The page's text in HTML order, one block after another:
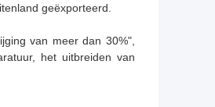
geëxporteerd.
van meer dan 30%",
het uitbreiden van